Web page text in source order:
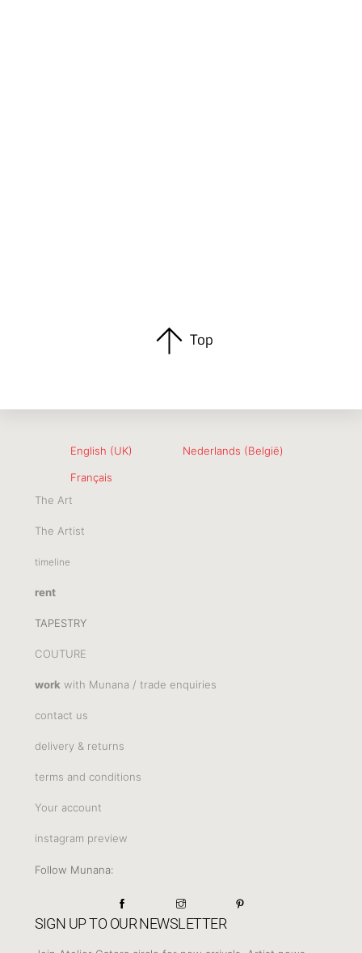
Top
English (UK) Nederlands (België)
Français
The Art
The Artist
timeline
rent
TAPESTRY
COUTURE
work with Munana / trade enquiries
contact us
delivery & returns
terms and conditions
Your account
instagram preview
Follow Munana:
SIGN UP TO OUR NEWSLETTER